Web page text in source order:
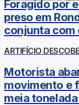
Foragido por
preso em
conjunta com
ARTIFÍCIO
Motorista
movimento e
meia